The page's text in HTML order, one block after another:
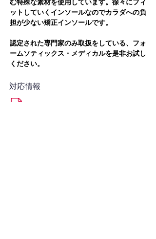
む特殊な素材を使用しています。徐々にフィ
ットしていくインソールなのでカラダへの負
担が少ない矯正インソールです。
認定された専門家のみ取扱をしている、フォ
ームソティックス・メディカルを是非お試し
ください。
対応情報